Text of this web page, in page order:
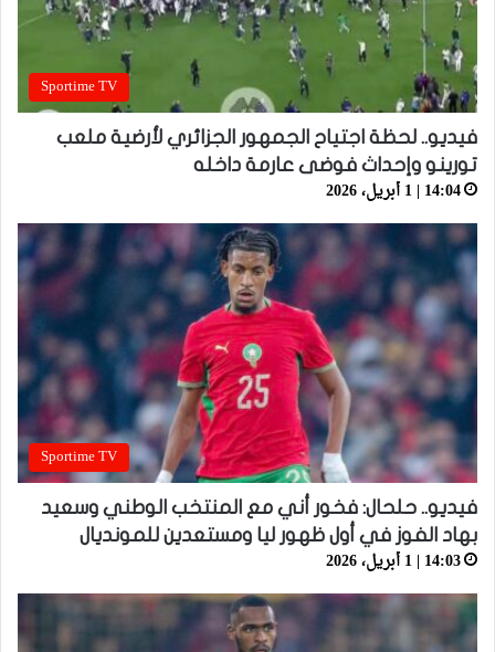
Sportime TV
فيديو.. لحظة اجتياح الجمهور الجزائري لأرضية ملعب
تورينو وإحداث فوضى عارمة داخله
14:04 | 1 أبريل، 2026
Sportime TV
فيديو.. حلحال: فخور أني مع المنتخب الوطني وسعيد
بهاد الفوز في أول ظهور ليا ومستعدين للمونديال
14:03 | 1 أبريل، 2026